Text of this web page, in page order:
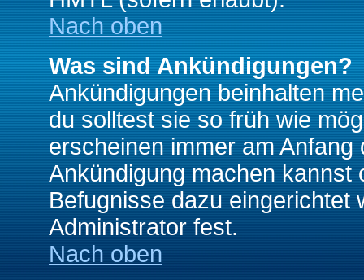
Nach oben
Was sind Ankündigungen?
Ankündigungen beinhalten
du solltest sie so früh wie
erscheinen immer am
Ankündigung machen kannst
Befugnisse dazu eingerichtet
Administrator fest.
Nach oben